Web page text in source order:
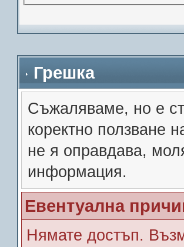
Грешка
Съжалявамe, но е
коректно ползване
не я оправдава,
информация.
Евентуална
Нямате достъп.